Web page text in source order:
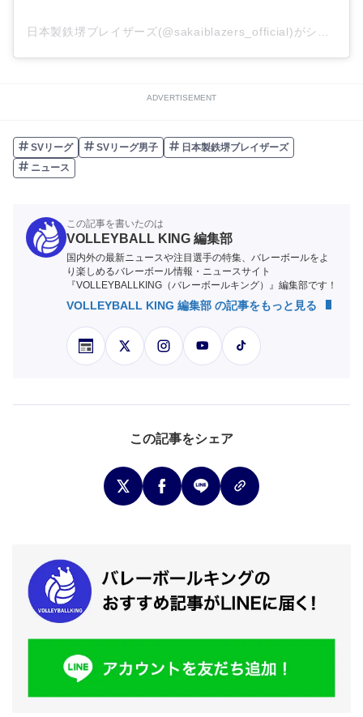
日本製鉄堺ブレイザーズ(@sakaiblazers_official)がシェアした投稿
ADVERTISEMENT
SVリーグ SVリーグ男子
日本製鉄堺ブレイザーズ
ニュース
この記事を書いたのは
VOLLEYBALL KING 編集部
国内外の最新ニュースや注目選手の特集、バレーボールをよ
り楽しめるバレーボール情報・ニュースサイト
『VOLLEYBALLKING（バレーボールキング）』編集部です！
VOLLEYBALL KING 編集部 の記事をもっと見る
この記事をシェア